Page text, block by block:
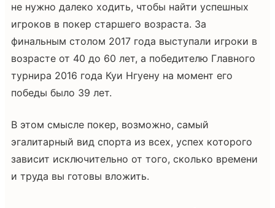
не нужно далеко ходить, чтобы найти успешных
игроков в покер старшего возраста. За
финальным столом 2017 года выступали игроки в
возрасте от 40 до 60 лет, а победителю Главного
турнира 2016 года Куи Нгуену на момент его
победы было 39 лет.
В этом смысле покер, возможно, самый
эгалитарный вид спорта из всех, успех которого
зависит исключительно от того, сколько времени
и труда вы готовы вложить.